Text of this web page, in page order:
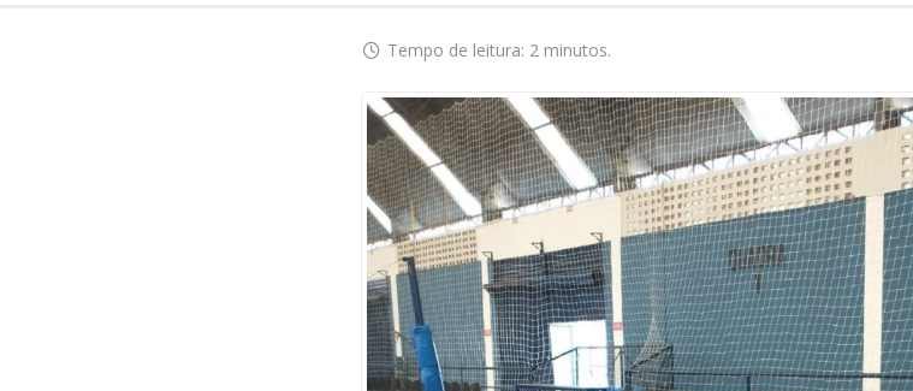
Tempo de leitura: 2 minutos.